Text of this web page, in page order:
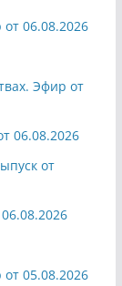
06.08.2026
Эфир от
06.08.2026
от
05.08.2026